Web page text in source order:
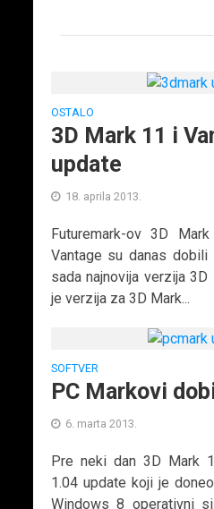
OSTALO
3D Mark 11 i
update
18. aprila 2013.
Futuremark-ov 3D
Vantage su danas dobili
sada najnovija verzija
je verzija za 3D Mark...
SOFTVER
PC Markovi
6. marta 2013.
Pre neki dan 3D Mark
1.04 update koji je
Windows 8 operativni